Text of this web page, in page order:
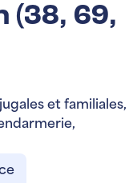
(38, 69,
et familiales,